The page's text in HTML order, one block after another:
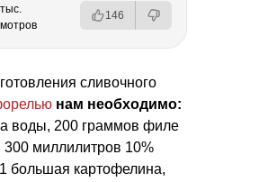
146
сливочного
нам необходимо:
воды, 200 граммов филе
миллилитров 10%
большая картофелина,